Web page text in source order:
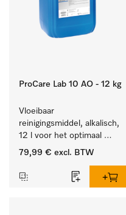
ProCare Lab 10 AO - 12 kg
Vloeibaar
reinigingsmiddel, alkalisch,
12 l voor het optimaal
behandelen van
79,99 € excl. BTW